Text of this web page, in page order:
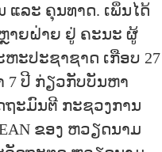
ລະ ຄຸນທາດ. ເພິ່ນໄດ້
າຍຝ່າຍ ຢູ່ ຄະນະ ຜູ້
ະປະຊາຊາດ ເກືອບ 27
7 ປີ ກ່ຽວກັບບັນຫາ
ຖະມົນຕີ ກະຊວງການ
ຂອງ ຫວຽດນາມ